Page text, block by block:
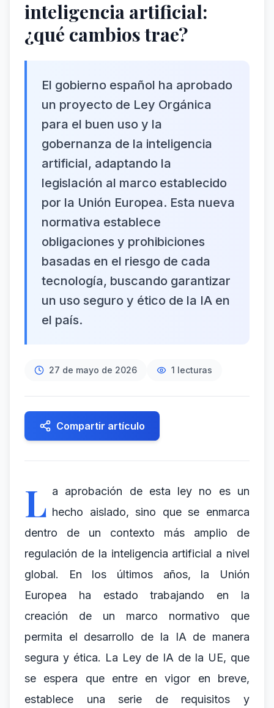
inteligencia artificial:
¿qué cambios trae?
El gobierno español ha aprobado
un proyecto de Ley Orgánica
para el buen uso y la
gobernanza de la inteligencia
artificial, adaptando la
legislación al marco establecido
por la Unión Europea. Esta nueva
normativa establece
obligaciones y prohibiciones
basadas en el riesgo de cada
tecnología, buscando garantizar
un uso seguro y ético de la IA en
el país.
27 de mayo de 2026 1 lecturas
Compartir artículo
L a aprobación de esta ley no es un
hecho aislado, sino que se enmarca
dentro de un contexto más amplio de
regulación de la inteligencia artificial a nivel
global. En los últimos años, la Unión
Europea ha estado trabajando en la
creación de un marco normativo que
permita el desarrollo de la IA de manera
segura y ética. La Ley de IA de la UE, que
se espera que entre en vigor en breve,
establece una serie de requisitos y